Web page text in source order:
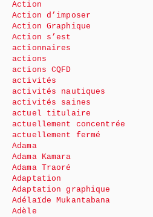
Action
Action d’imposer
Action Graphique
Action s’est
actionnaires
actions
actions CQFD
activités
activités nautiques
activités saines
actuel titulaire
actuellement concentrée
actuellement fermé
Adama
Adama Kamara
Adama Traoré
Adaptation
Adaptation graphique
Adélaïde Mukantabana
Adèle